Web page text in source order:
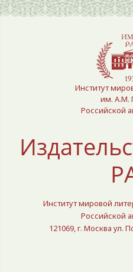
Выберите язык
Институт
им. А.М.
Российской
Институт мировой
Российской
121069, г. Москва ул.